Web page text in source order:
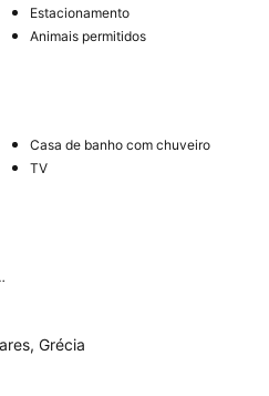
Estacionamento
Animais permitidos
Casa de banho com chuveiro
TV
LGBTQIA+
Grécia